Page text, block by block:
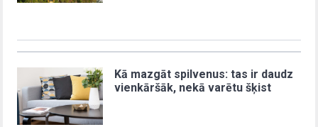
Kā mazgāt spilvenus: tas ir daudz
vienkāršāk, nekā varētu šķist